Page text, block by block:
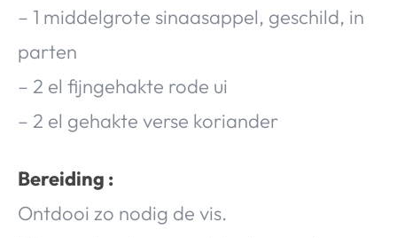
– 1 middelgrote sinaasappel, geschild, in
parten
– 2 el fijngehakte rode ui
– 2 el gehakte verse koriander
Bereiding :
Ontdooi zo nodig de vis.